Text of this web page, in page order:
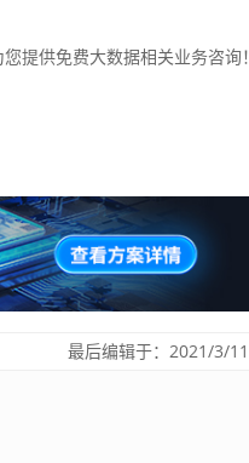
提供免费大数据相关业务咨询！
最后编辑于：2021/3/11